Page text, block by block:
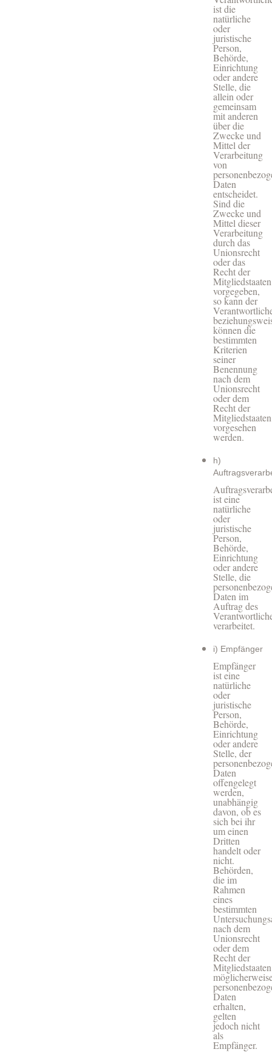
ist die
natürliche
oder
juristische
Person,
Behörde,
Einrichtung
oder andere
Stelle, die
allein oder
gemeinsam
mit anderen
über die
Zwecke und
Mittel der
Verarbeitung
von
Daten
entscheidet.
Sind die
Zwecke und
Mittel dieser
Verarbeitung
durch das
Unionsrecht
oder das
Recht der
Mitgliedstaaten
vorgegeben,
so kann der
können die
bestimmten
Kriterien
seiner
Benennung
nach dem
Unionsrecht
oder dem
Recht der
Mitgliedstaaten
vorgesehen
werden.
h)
ist eine
natürliche
oder
juristische
Person,
Behörde,
Einrichtung
oder andere
Stelle, die
Daten im
Auftrag des
verarbeitet.
i) Empfänger
Empfänger
ist eine
natürliche
oder
juristische
Person,
Behörde,
Einrichtung
oder andere
Stelle, der
Daten
offengelegt
werden,
unabhängig
davon, ob es
sich bei ihr
um einen
Dritten
handelt oder
nicht.
Behörden,
die im
Rahmen
eines
bestimmten
nach dem
Unionsrecht
oder dem
Recht der
Mitgliedstaaten
Daten
erhalten,
gelten
jedoch nicht
als
Empfänger.